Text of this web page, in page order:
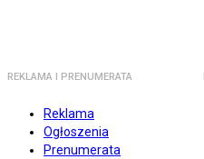
REKLAMA I PRENUMERATA
Reklama
Ogłoszenia
Prenumerata